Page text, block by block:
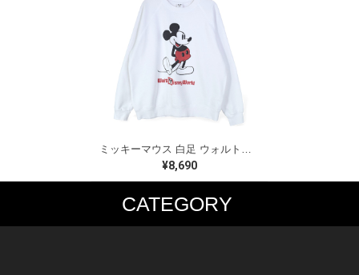
ミッキーマウス 白足 ウォルトディズニーオフィシャル スウェット ホワイト WALT DISNEY WORLD ウォルトディズニーオフィシャル サイズXL相当 古着 CF0995
¥8,690
CATEGORY
MUSIC TEE T-SHIRTS